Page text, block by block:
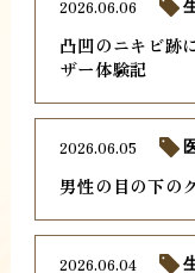
凸凹のニキビ跡
ザー体験記
2026.06.06
男性の目の下の
2026.06.05
2026.06.04